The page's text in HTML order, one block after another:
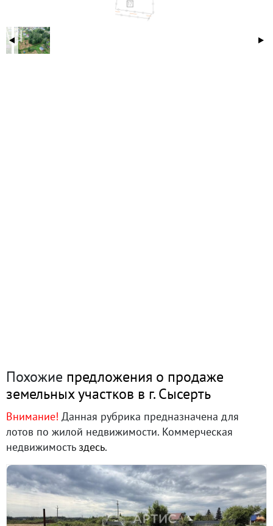
Похожие предложения о продаже
земельных участков в г. Сысерть
Внимание! Данная рубрика предназначена для
лотов по жилой недвижимости. Коммерческая
недвижимостьздесь.